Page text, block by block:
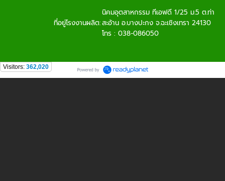
ที่อยู่โรงงานผลิต:
นิคมอุตสาหกรรม ทีเอฟดี 1/25 ม.5 ต.ท่า
สะอ้าน อ.บางปะกง จ.ฉะเชิงเทรา 24130
โทร : 038-086050
Visitors: 362,020